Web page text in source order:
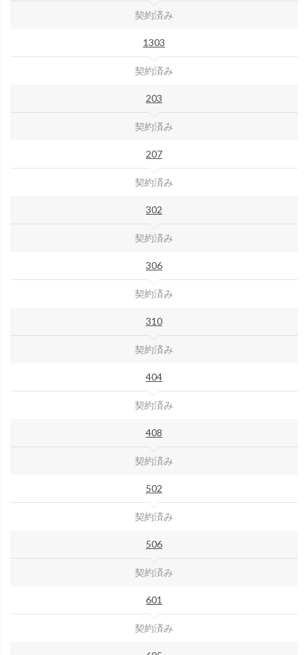
契約済み
1303
契約済み
203
契約済み
207
契約済み
302
契約済み
306
契約済み
310
契約済み
404
契約済み
408
契約済み
502
契約済み
506
契約済み
601
契約済み